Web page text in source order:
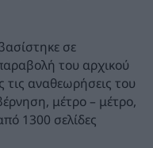
σε
του αρχικού
τις αναθεωρήσεις του
μέτρο – μέτρο,
1300 σελίδες